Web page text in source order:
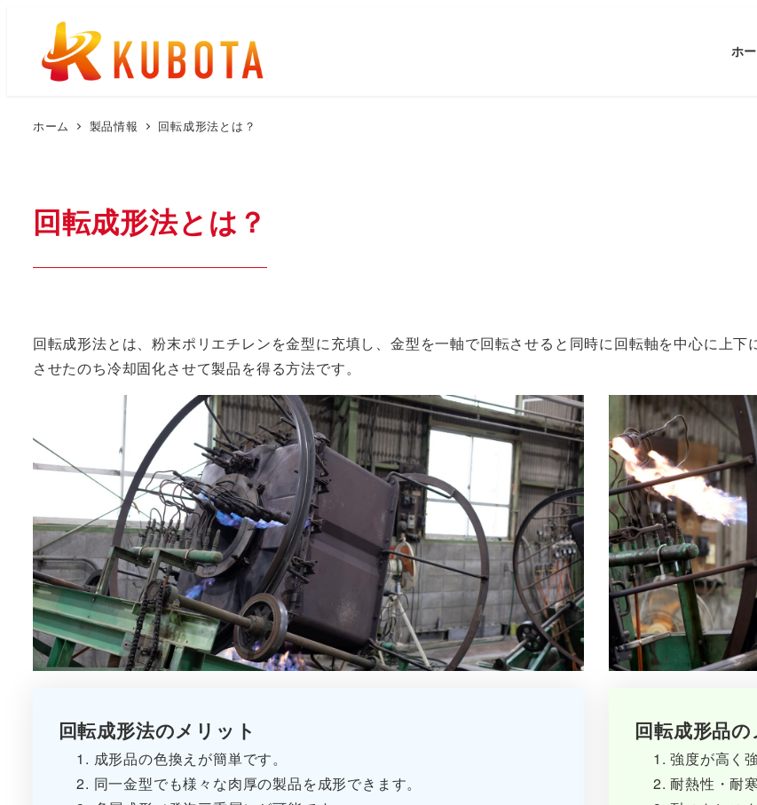
ホ
ホーム 製品情報 回転成形法とは？
回転成形法とは？
回転成形法とは、粉末ポリエチレンを金型に充填し、金型を一軸で回転させると同時に回転軸を中心に上
させたのち冷却固化させて製品を得る方法です。
回転成形法のメリット
成形品の色換えが簡単です。
同一金型でも様々な肉厚の製品を成形できます。
回転成形品
強度が高く
耐熱性・耐